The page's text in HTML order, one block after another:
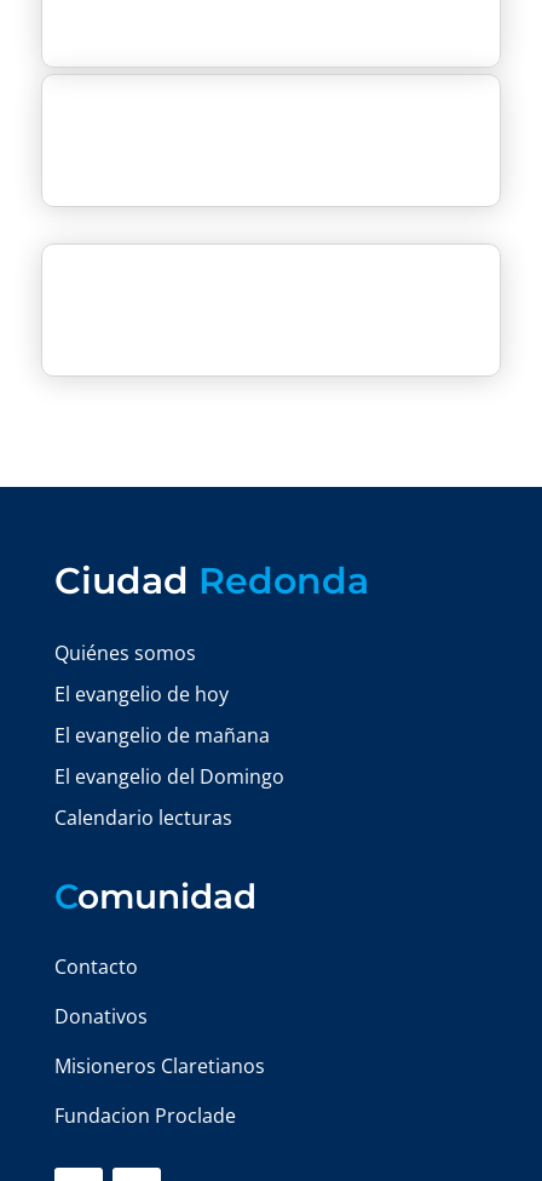
Ciudad Redonda
Quiénes somos
El evangelio de hoy
El evangelio de mañana
El evangelio del Domingo
Calendario lecturas
Comunidad
Contacto
Donativos
Misioneros Claretianos
Fundacion Proclade